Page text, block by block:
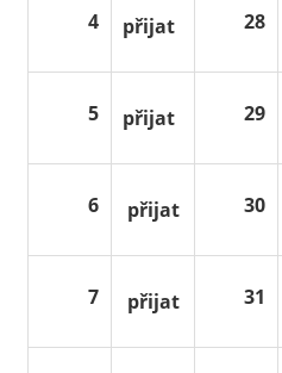
4 přijat 28
5 přijat 29
6 přijat 30
7 přijat 31